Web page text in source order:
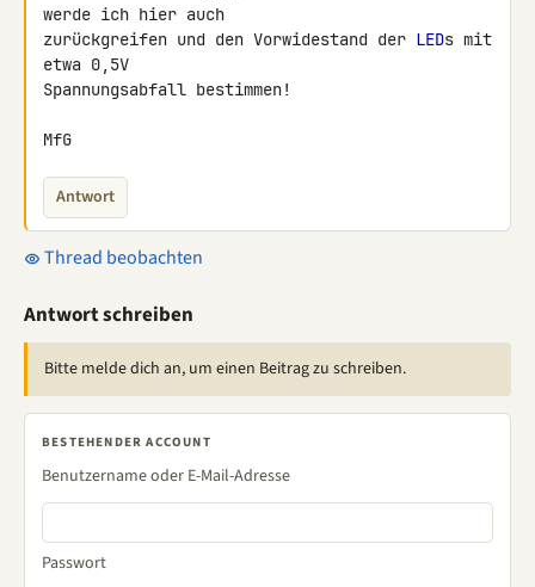
werde ich hier auch
zurückgreifen und den Vorwidestand der LEDs mit
etwa 0,5V
Spannungsabfall bestimmen!
MfG
Antwort
Thread beobachten
Antwort schreiben
Bitte melde dich an, um einen Beitrag zu schreiben.
BESTEHENDER ACCOUNT
Benutzername oder E-Mail-Adresse
Passwort